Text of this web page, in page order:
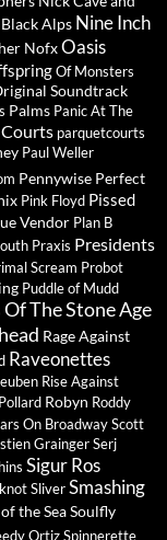
Alps Nine Inch
NofxOasis
Of Monsters
Soundtrack
Palms Panic At The
parquetcourts
Paul Weller
Pennywise Perfect
Pink Floyd Pissed
Vendor Plan B
Praxis Presidents
Scream Probot
Puddle of Mudd
The Stone Age
Rage Against
Raveonettes
Rise Against
Robyn Roddy
On BroadwayScott
GraingerSerj
Sigur Ros
SliverSmashing
the SeaSoulfly
OrtizSpinnerette